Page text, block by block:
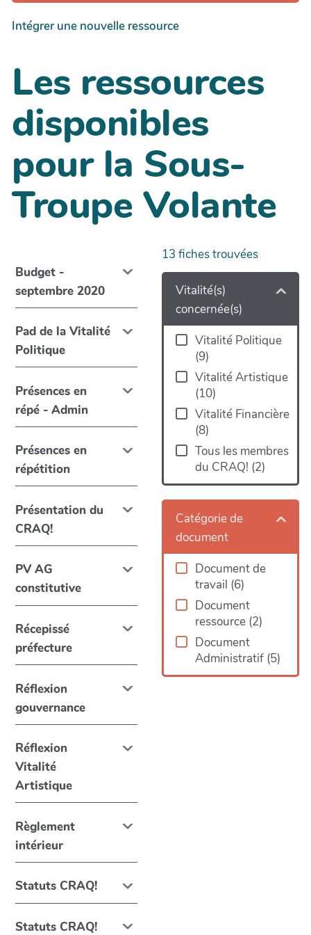
Intégrer une nouvelle ressource
Les ressources
disponibles
pour la Sous-
Troupe Volante
13 fiches trouvées
Vitalité(s)
concernée(s)
Vitalité Politique
(9)
Vitalité Artistique
(10)
Vitalité Financière
(8)
Tous les membres
du CRAQ! (2)
Catégorie de
document
Document de
travail (6)
Document
ressource (2)
Document
Administratif (5)
Budget -
septembre 2020
Pad de la Vitalité
Politique
Présences en
répé - Admin
Présences en
répétition
Présentation du
CRAQ!
PV AG
constitutive
Récepissé
préfecture
Réflexion
gouvernance
Réflexion
Vitalité
Artistique
Règlement
intérieur
Statuts CRAQ!
Statuts CRAQ!